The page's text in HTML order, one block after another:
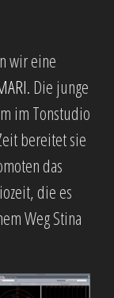
wir eine
. Die junge
im Tonstudio
bereitet sie
das
die es
Weg Stina